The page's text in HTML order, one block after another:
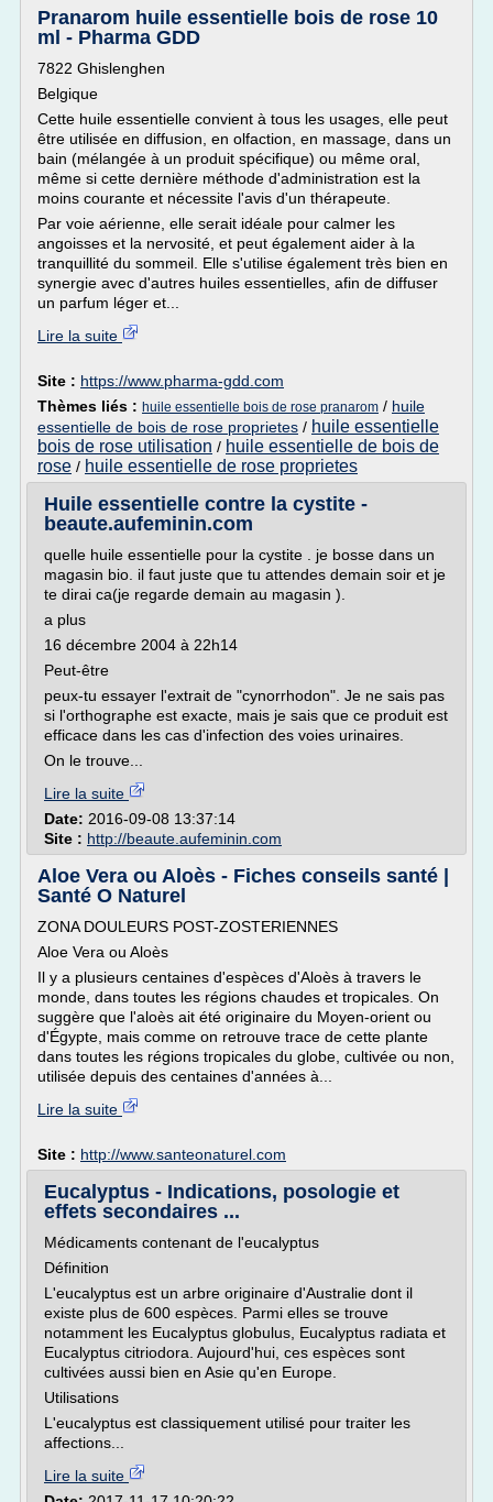
Pranarom huile essentielle bois de rose 10
ml - Pharma GDD
7822 Ghislenghen
Belgique
Cette huile essentielle convient à tous les usages, elle peut
être utilisée en diffusion, en olfaction, en massage, dans un
bain (mélangée à un produit spécifique) ou même oral,
même si cette dernière méthode d'administration est la
moins courante et nécessite l'avis d'un thérapeute.
Par voie aérienne, elle serait idéale pour calmer les
angoisses et la nervosité, et peut également aider à la
tranquillité du sommeil. Elle s'utilise également très bien en
synergie avec d'autres huiles essentielles, afin de diffuser
un parfum léger et...
Lire la suite
Site : https://www.pharma-gdd.com
Thèmes liés : huile essentielle bois de rose pranarom / huile
essentielle de bois de rose proprietes / huile essentielle
bois de rose utilisation / huile essentielle de bois de
rose / huile essentielle de rose proprietes
Huile essentielle contre la cystite -
beaute.aufeminin.com
quelle huile essentielle pour la cystite . je bosse dans un
magasin bio. il faut juste que tu attendes demain soir et je
te dirai ca(je regarde demain au magasin ).
a plus
16 décembre 2004 à 22h14
Peut-être
peux-tu essayer l'extrait de "cynorrhodon". Je ne sais pas
si l'orthographe est exacte, mais je sais que ce produit est
efficace dans les cas d'infection des voies urinaires.
On le trouve...
Lire la suite
Date: 2016-09-08 13:37:14
Site : http://beaute.aufeminin.com
Aloe Vera ou Aloès - Fiches conseils santé |
Santé O Naturel
ZONA DOULEURS POST-ZOSTERIENNES
Aloe Vera ou Aloès
Il y a plusieurs centaines d'espèces d'Aloès à travers le
monde, dans toutes les régions chaudes et tropicales. On
suggère que l'aloès ait été originaire du Moyen-orient ou
d'Égypte, mais comme on retrouve trace de cette plante
dans toutes les régions tropicales du globe, cultivée ou non,
utilisée depuis des centaines d'années à...
Lire la suite
Site : http://www.santeonaturel.com
Eucalyptus - Indications, posologie et
effets secondaires ...
Médicaments contenant de l'eucalyptus
Définition
L'eucalyptus est un arbre originaire d'Australie dont il
existe plus de 600 espèces. Parmi elles se trouve
notamment les Eucalyptus globulus, Eucalyptus radiata et
Eucalyptus citriodora. Aujourd'hui, ces espèces sont
cultivées aussi bien en Asie qu'en Europe.
Utilisations
L'eucalyptus est classiquement utilisé pour traiter les
affections...
Lire la suite